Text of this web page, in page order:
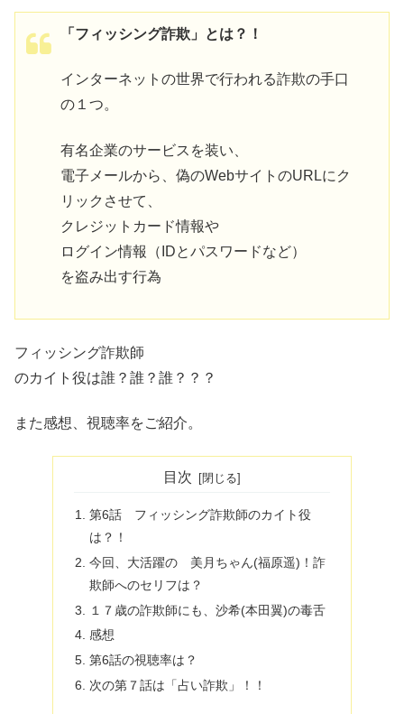
「フィッシング詐欺」とは？！
インターネットの世界で行われる詐欺の手口
の１つ。
有名企業のサービスを装い、
電子メールから、偽のWebサイトのURLにク
リックさせて、
クレジットカード情報や
ログイン情報（IDとパスワードなど）
を盗み出す行為
フィッシング詐欺師
のカイト役は誰？誰？誰？？？
また感想、視聴率をご紹介。
目次
第6話 フィッシング詐欺師のカイト役
は？！
今回、大活躍の 美月ちゃん(福原遥)！詐
欺師へのセリフは？
１７歳の詐欺師にも、沙希(本田翼)の毒舌
感想
第6話の視聴率は？
次の第７話は「占い詐欺」！！